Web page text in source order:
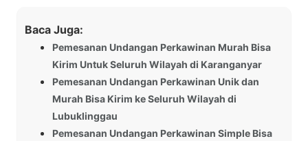
Baca Juga:
Pemesanan Undangan Perkawinan Murah Bisa
Kirim Untuk Seluruh Wilayah di Karanganyar
Pemesanan Undangan Perkawinan Unik dan
Murah Bisa Kirim ke Seluruh Wilayah di
Lubuklinggau
Pemesanan Undangan Perkawinan Simple Bisa